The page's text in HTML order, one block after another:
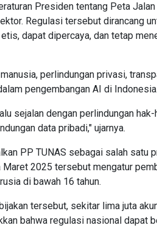
Presiden tentang Peta
Regulasi tersebut dirancang
dapat dipercaya, dan tetap
perlindungan privasi,
pengembangan AI di Indonesia.
sejalan dengan perlindungan
data pribadi," ujarnya.
PP TUNAS sebagai salah satu
2025 tersebut mengatur
di bawah 16 tahun.
tersebut, sekitar lima juta
bahwa regulasi nasional dapat